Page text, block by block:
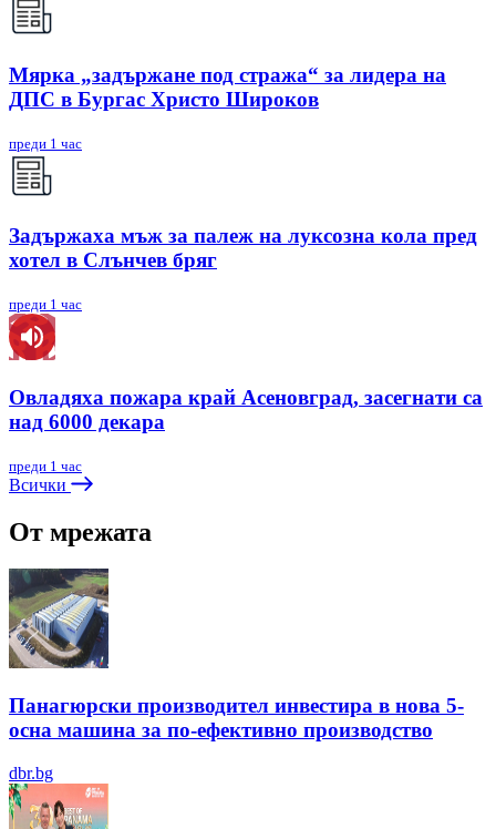
Мярка „задържане под стража“ за лидера на
ДПС в Бургас Христо Широков
преди 1 час
Задържаха мъж за палеж на луксозна кола пред
хотел в Слънчев бряг
преди 1 час
Овладяха пожара край Асеновград, засегнати са
над 6000 декара
преди 1 час
Всички
От мрежата
Панагюрски производител инвестира в нова 5-
осна машина за по-ефективно производство
dbr.bg